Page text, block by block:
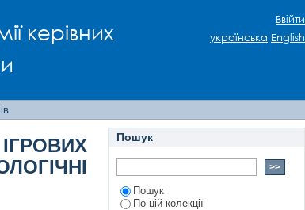
керівних
ІГРОВИХ СЕРЕДОВИЩАХ:
Ввійти
українська English
Пошук
Пошук
По цій колекції